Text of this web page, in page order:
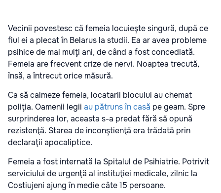
Vecinii povestesc că femeia locuieşte singură, după ce
fiul ei a plecat în Belarus la studii. Ea ar avea probleme
psihice de mai mulţi ani, de când a fost concediată.
Femeia are frecvent crize de nervi. Noaptea trecută,
însă, a întrecut orice măsură.
Ca să calmeze femeia, locatarii blocului au chemat
poliţia. Oamenii legii au pătruns în casă pe geam. Spre
surprinderea lor, aceasta s-a predat fără să opună
rezistenţă. Starea de inconştienţă era trădată prin
declaraţii apocaliptice.
Femeia a fost internată la Spitalul de Psihiatrie. Potrivit
serviciului de urgenţă al instituţiei medicale, zilnic la
Costiujeni ajung în medie câte 15 persoane.